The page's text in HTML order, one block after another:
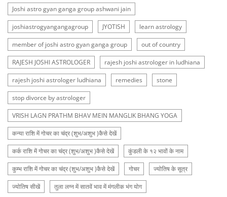
Joshi astro gyan ganga group ashwani jain
joshiastrogyangangagroup JYOTISH learn astrology
member of joshi astro gyan ganga group out of country
RAJESH JOSHI ASTROLOGER rajesh joshi astrologer in ludhiana
rajesh joshi astrologer ludhiana remedies stone
stop divorce by astrologer
VRISH LAGN PRATHM BHAV MEIN MANGLIK BHANG YOGA
कन्या राशि में गोचर का चंद्र (शुभ/अशुभ )कैसे देखें
कर्क राशि में गोचर का चंद्र (शुभ/अशुभ )कैसे देखें कुंडली के १२ भावों के नाम
कुम्भ राशि में गोचर का चंद्र (शुभ/अशुभ )कैसे देखें गोचर ज्योतिष के सूत्र
ज्योतिष सीखें तुला लग्न में सातवें भाव में मंगलीक भंग योग